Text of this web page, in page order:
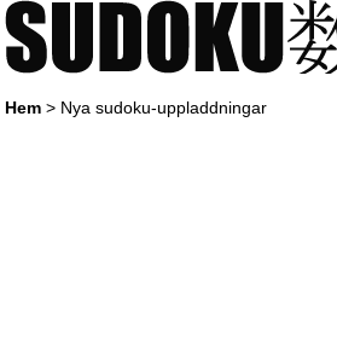
Hem> Nya sudoku-uppladdningar